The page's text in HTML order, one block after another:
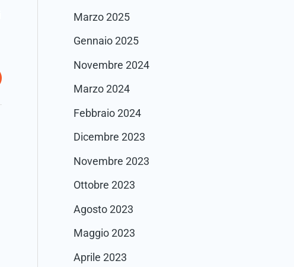
Marzo 2025
Gennaio 2025
Novembre 2024
Marzo 2024
Febbraio 2024
Dicembre 2023
Novembre 2023
Ottobre 2023
Agosto 2023
Maggio 2023
Aprile 2023